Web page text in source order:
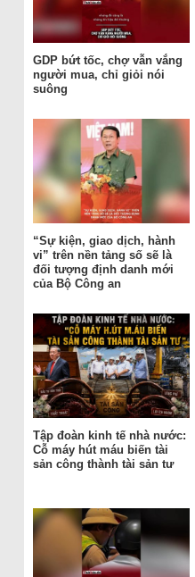
GDP bứt tốc, chợ vẫn vắng
người mua, chỉ giỏi nói
suông
“Sự kiện, giao dịch, hành
vi” trên nền tảng số sẽ là
đối tượng định danh mới
của Bộ Công an
Tập đoàn kinh tế nhà nước:
Cỗ máy hút máu biến tài
sản công thành tài sản tư